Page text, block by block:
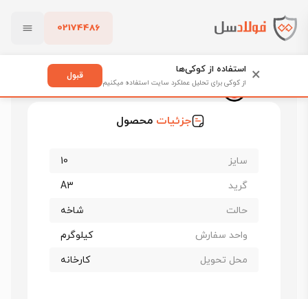
02174486
پاک کردن
فولادسل
قیمت میلگرد 10 آتیه خلیج فارس
جزئیات محصول
سایز
10
گرید
A3
حالت
شاخه
واحد سفارش
کیلوگرم
محل تحویل
کارخانه
× استفاده از کوکی‌ها
از کوکی برای تحلیل عملکرد سایت استفاده میکنیم
قبول